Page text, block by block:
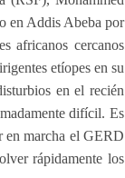
en Addis Abeba por
africanos cercanos
etíopes en su
en el recién
difícil. Es
en marcha el GERD
rápidamente los